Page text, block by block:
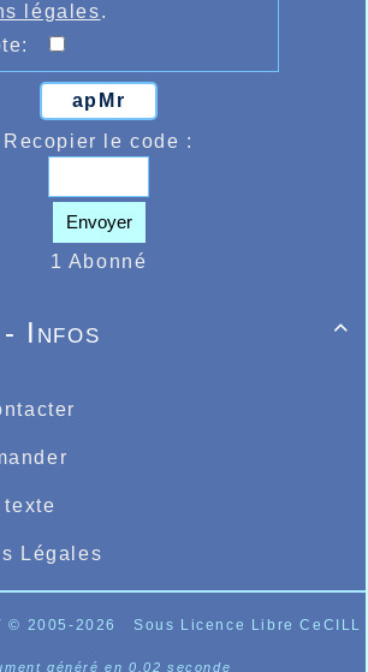
légales.
apMr
Recopier le code :
Envoyer
1 Abonné

- Infos
texte
Légales
© 2005-2026 Sous Licence Libre CeCILL
généré en 0.02 seconde